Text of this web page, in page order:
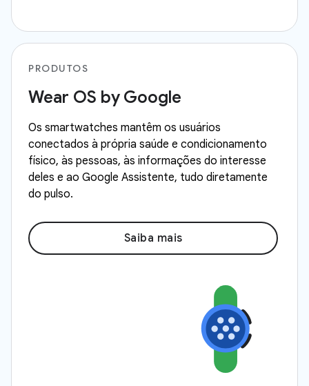
PRODUTOS
Wear OS by Google
Os smartwatches mantêm os usuários
conectados à própria saúde e condicionamento
físico, às pessoas, às informações do interesse
deles e ao Google Assistente, tudo diretamente
do pulso.
Saiba mais